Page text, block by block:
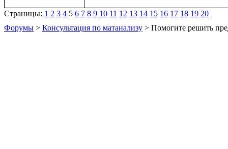
Страницы: 1 2 3 4 5 6 7 8 9 10 11 12 13 14 15 16 17 18 19 20
Форумы > Консультация по матанализу > Помогите решить